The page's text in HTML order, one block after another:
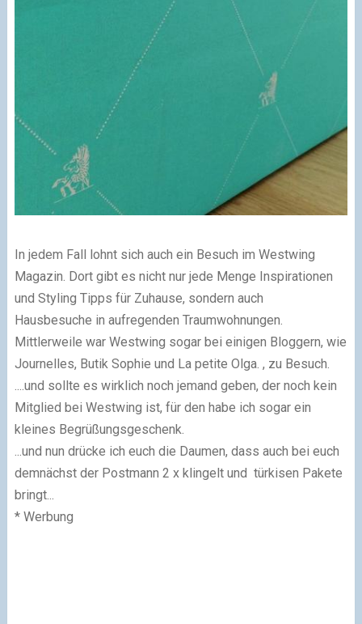
In jedem Fall lohnt sich auch ein Besuch im Westwing
Magazin. Dort gibt es nicht nur jede Menge Inspirationen
und Styling Tipps für Zuhause, sondern auch
Hausbesuche in aufregenden Traumwohnungen.
Mittlerweile war Westwing sogar bei einigen Bloggern, wie
Journelles, Butik Sophie und La petite Olga. , zu Besuch.
....und sollte es wirklich noch jemand geben, der noch kein
Mitglied bei Westwing ist, für den habe ich sogar ein
kleines Begrüßungsgeschenk.
...und nun drücke ich euch die Daumen, dass auch bei euch
demnächst der Postmann 2 x klingelt und türkisen Pakete
bringt...
* Werbung